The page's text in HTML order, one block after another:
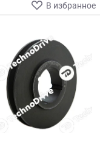
В избранное